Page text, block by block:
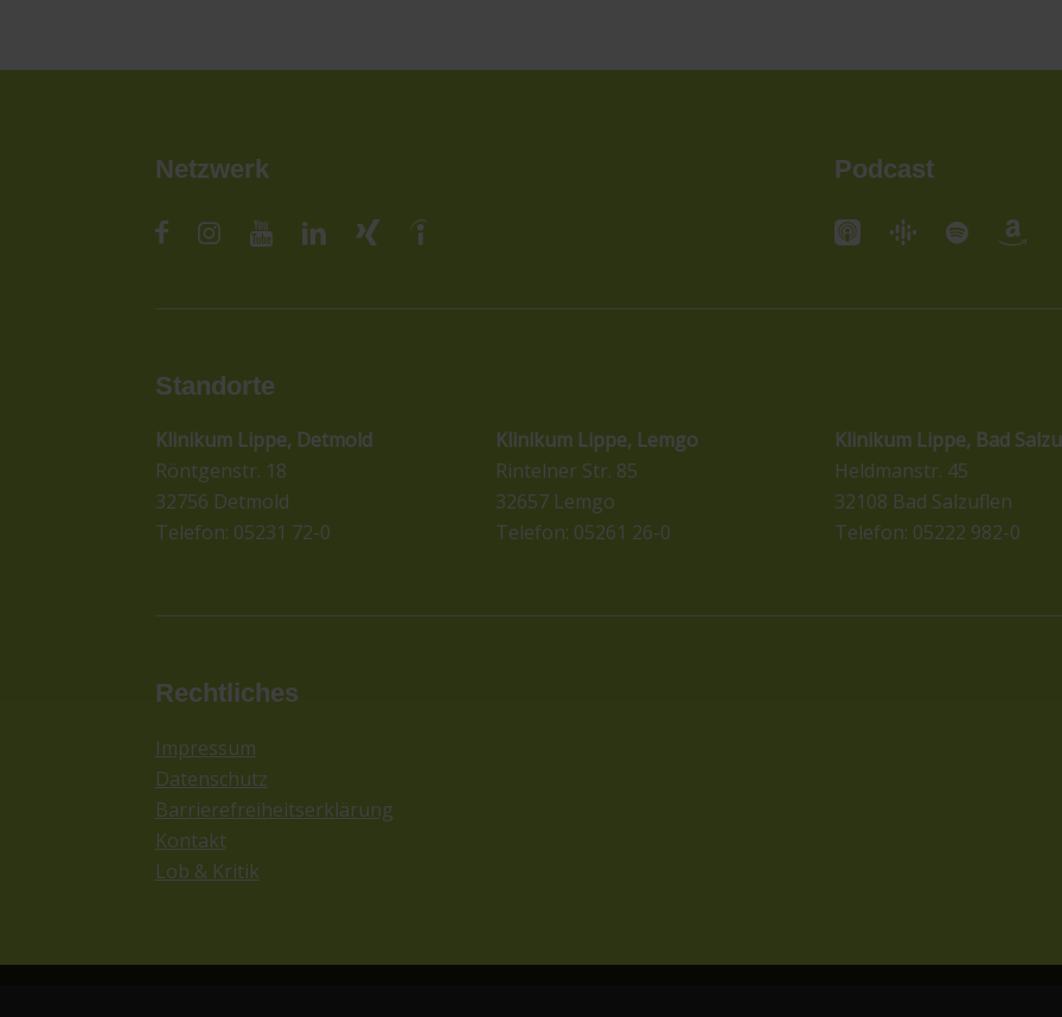
Netzwerk Podcast
Standorte
Klinikum Lippe, Detmold
Röntgenstr. 18
32756 Detmold
Telefon: 05231 72-0
Klinikum Lippe, Lemgo
Rintelner Str. 85
32657 Lemgo
Telefon: 05261 26-0
Klinikum Lippe, Bad
Heldmanstr. 45
32108 Bad Salzuflen
Telefon: 05222 982-0
Rechtliches
Impressum
Datenschutz
Barrierefreiheitserklärung
Kontakt
Lob & Kritik